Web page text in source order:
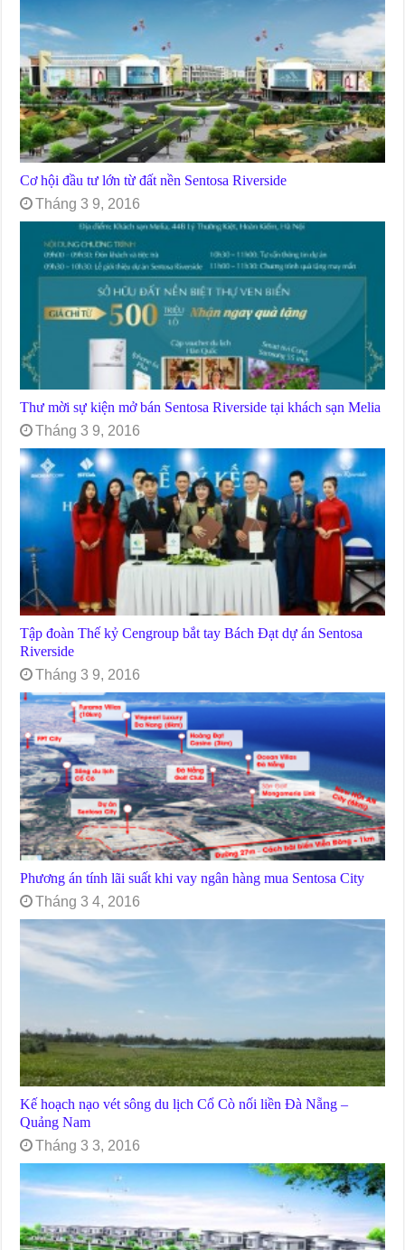
Cơ hội đầu tư lớn từ đất nền Sentosa Riverside
Tháng 3 9, 2016
Thư mời sự kiện mở bán Sentosa Riverside tại khách sạn Melia
Tháng 3 9, 2016
Tập đoàn Thế kỷ Cengroup bắt tay Bách Đạt dự án Sentosa
Riverside
Tháng 3 9, 2016
Phương án tính lãi suất khi vay ngân hàng mua Sentosa City
Tháng 3 4, 2016
Kế hoạch nạo vét sông du lịch Cổ Cò nối liền Đà Nẵng –
Quảng Nam
Tháng 3 3, 2016